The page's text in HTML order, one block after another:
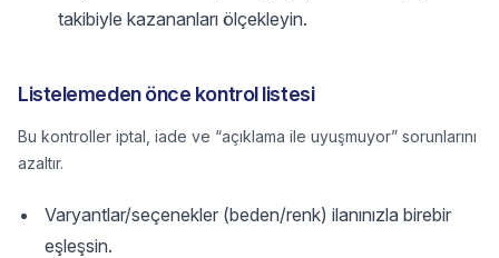
takibiyle kazananları ölçekleyin.
Listelemeden önce kontrol listesi
Bu kontroller iptal, iade ve “açıklama ile uyuşmuyor” sorunlarını
azaltır.
Varyantlar/seçenekler (beden/renk) ilanınızla birebir
eşleşsin.